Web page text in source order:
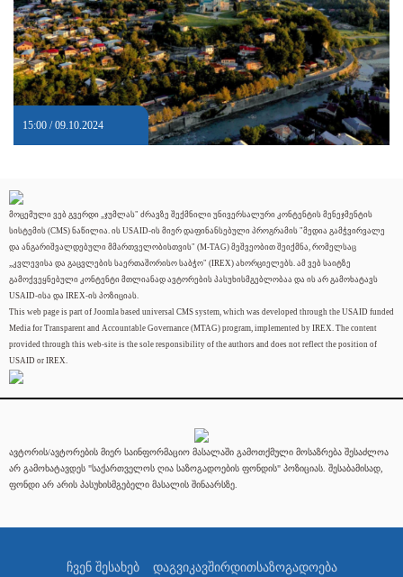
15:00 / 09.10.2024
მოცემული ვებ გვერდი „ჯუმლას" ძრავზე შექმნილი უნივერსალური კონტენტის მენეჯმენტის
სისტემის (CMS) ნაწილია. ის USAID-ის მიერ დაფინანსებული პროგრამის "მედია გამჭვირვალე
და ანგარიშვალდებული მმართველობისთვის" (M-TAG) მეშვეობით შეიქმნა, რომელსაც
„კვლევისა და გაცვლების საერთაშორისო საბჭო" (IREX) ახორციელებს. ამ ვებ საიტზე
გამოქვეყნებული კონტენტი მთლიანად ავტორების პასუხისმგებლობაა და ის არ გამოხატავს
USAID-ისა და IREX-ის პოზიციას.
This web page is part of Joomla based universal CMS system, which was developed through the USAID funded
Media for Transparent and Accountable Governance (MTAG) program, implemented by IREX. The content
provided through this web-site is the sole responsibility of the authors and does not reflect the position of
USAID or IREX.
ავტორის/ავტორების მიერ საინფორმაციო მასალაში გამოთქმული მოსაზრება შესაძლოა
არ გამოხატავდეს "საქართველოს ღია საზოგადოების ფონდის" პოზიციას. შესაბამისად,
ფონდი არ არის პასუხისმგებელი მასალის შინაარსზე.
ჩვენ შესახებ დაგვიკავშირდითსაზოგადოება